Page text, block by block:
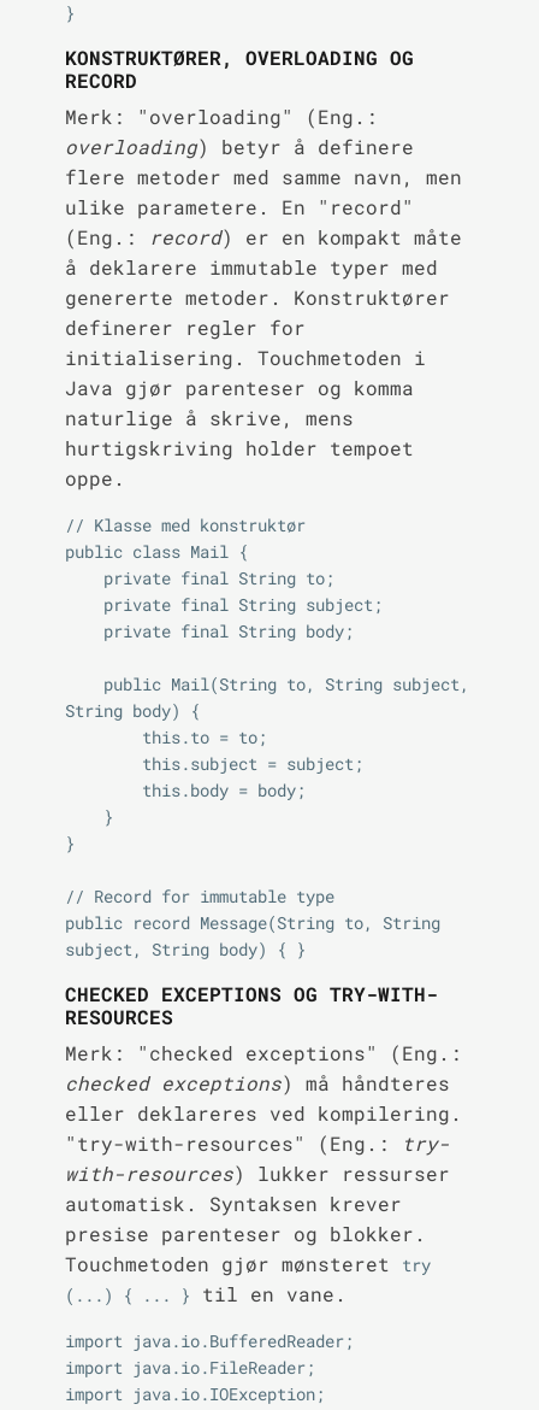
KONSTRUKTØRER, OVERLOADING OG
RECORD
Merk: "overloading" (Eng.:
overloading) betyr å definere
flere metoder med samme navn, men
ulike parametere. En "record"
(Eng.:
record) er en kompakt måte
å deklarere immutable typer med
genererte metoder. Konstruktører
definerer regler for
initialisering. Touchmetoden i
Java gjør parenteser og komma
naturlige å skrive, mens
hurtigskriving holder tempoet
oppe.
// Klasse med konstruktør
public class Mail {
String body) {
}
// Record for immutable type
public record Message(String to, String
CHECKED EXCEPTIONS OG TRY-WITH-
RESOURCES
Merk: "checked exceptions" (Eng.:
checked exceptions) må håndteres
eller deklareres ved kompilering.
"try-with-resources" (Eng.:
try-
with-resources) lukker ressurser
automatisk. Syntaksen krever
presise parenteser og blokker.
Touchmetoden gjør mønsteret
try
(...) { ... } til en vane.
import java.io.BufferedReader;
import java.io.FileReader;
import java.io.IOException;